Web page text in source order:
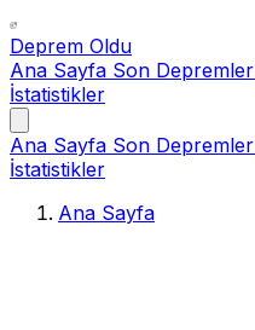
Deprem Oldu
Ana Sayfa Son Depremler
İstatistikler
Ana Sayfa Son Depremler
İstatistikler
Ana Sayfa